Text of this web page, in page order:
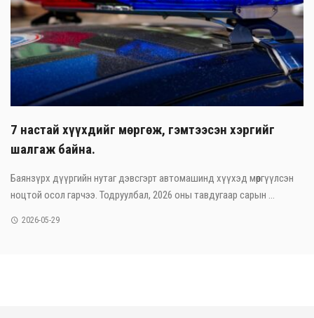
7 настай хүүхдийг мөргөж, гэмтээсэн хэргийг
шалгаж байна.
Баянзүрх дүүргийн нутаг дэвсгэрт автомашинд хүүхэд мөргүүлсэн
ноцтой осол гарчээ. Тодруулбал, 2026 оны тавдугаар сарын ...
2026-05-29